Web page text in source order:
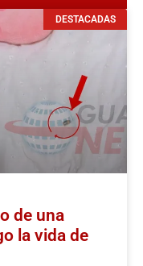
DESTACADAS
de una
la vida de